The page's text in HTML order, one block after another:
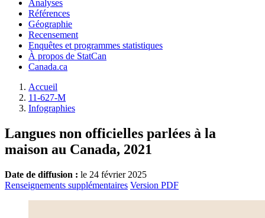
Analyses
Références
Géographie
Recensement
Enquêtes et programmes statistiques
À propos de StatCan
Canada.ca
Accueil
11-627-M
Infographies
Langues non officielles parlées à la
maison au Canada, 2021
Date de diffusion : le 24 février 2025
Renseignements supplémentaires Version PDF